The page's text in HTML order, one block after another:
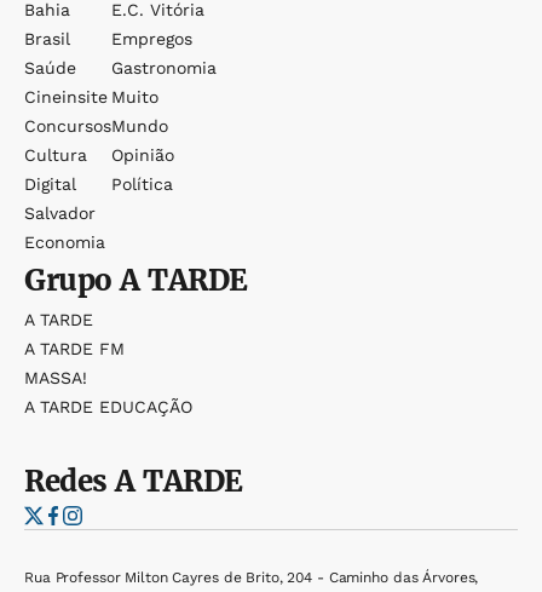
Bahia
Brasil
Saúde
Cineinsite
Concursos
Cultura
Digital
Salvador
Economia
E.c. Vitória
Empregos
Gastronomia
Muito
Mundo
Opinião
Política
GrupoA TARDE
A TARDE
A TARDE FM
MASSA!
A TARDE EDUCAÇÃO
RedesA TARDE
Rua Professor Milton Cayres de Brito, 204 - Caminho das Árvores,